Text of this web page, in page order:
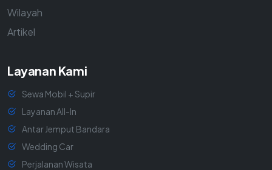
Wilayah
Artikel
Layanan Kami
Sewa Mobil + Supir
Layanan All-In
Antar Jemput Bandara
Wedding Car
Perjalanan Wisata